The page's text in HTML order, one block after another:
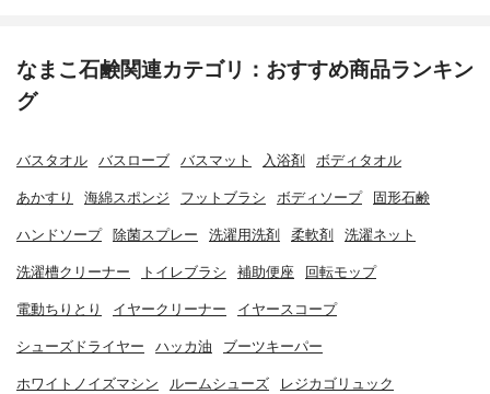
なまこ石鹸関連カテゴリ：おすすめ商品ランキン
グ
バスタオル バスローブ バスマット 入浴剤 ボディタオル
あかすり 海綿スポンジ フットブラシ ボディソープ 固形石鹸
ハンドソープ 除菌スプレー 洗濯用洗剤 柔軟剤 洗濯ネット
洗濯槽クリーナー トイレブラシ 補助便座 回転モップ
電動ちりとり イヤークリーナー イヤースコープ
シューズドライヤー ハッカ油 ブーツキーパー
ホワイトノイズマシン ルームシューズ レジカゴリュック